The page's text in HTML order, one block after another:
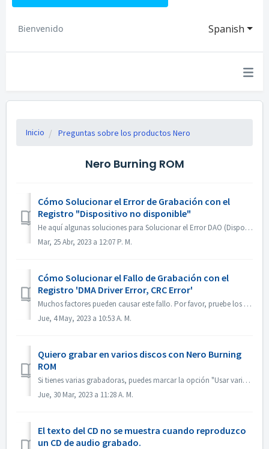
Spanish
Bienvenido
Inicio Preguntas sobre los productos Nero
Nero Burning ROM
Cómo Solucionar el Error de Grabación con el
Registro "Dispositivo no disponible"
He aquí algunas soluciones para Solucionar el Error DAO (Dispositivo no disponible). Actualizar o Deshacer el Firmware del Driver La mayoría de las veces ...
Mar, 25 Abr, 2023 a 12:07 P. M.
Cómo Solucionar el Fallo de Grabación con el
Registro 'DMA Driver Error, CRC Error'
Muchos factores pueden causar este fallo. Por favor, pruebe los siguientes métodos: 1. Cambie los cables de datos de la grabadora; 2. 2. Si está utilizando...
Jue, 4 May, 2023 a 10:53 A. M.
Quiero grabar en varios discos con Nero Burning
ROM
Si tienes varias grabadoras, puedes marcar la opción "Usar varias grabadoras" en la pestaña Grabar antes de grabar. Si no tienes varias grabado...
Jue, 30 Mar, 2023 a 11:28 A. M.
El texto del CD no se muestra cuando reproduzco
un CD de audio grabado.